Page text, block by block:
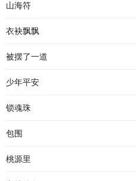
山海符
衣袂飘飘
被摆了一道
少年平安
锁魂珠
包围
桃源里